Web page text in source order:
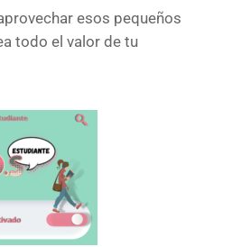
esos pequeños
todo el valor de tu